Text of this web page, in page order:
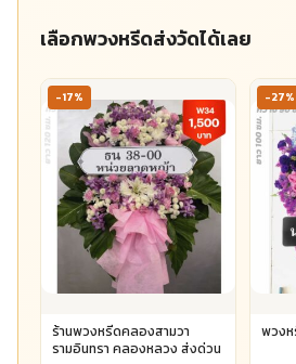
เลือกพวงหรีดส่งวัดได้เลย
-17%
ร้านพวงหรีดคลองสามวา
รามอินทรา คลองหลวง ส่งด่วน
-27%
พวงห